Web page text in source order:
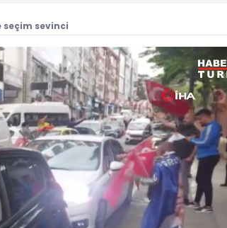
sevinci